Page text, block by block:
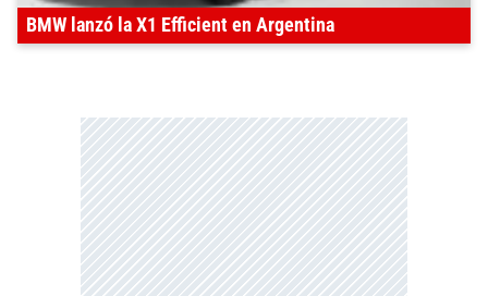
BMW lanzó la X1 Efficient en Argentina